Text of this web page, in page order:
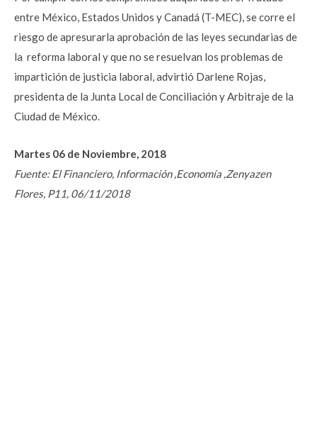
entre México, Estados Unidos y Canadá (T-MEC), se corre el
riesgo de apresurarla aprobación de las leyes secundarias de
la reforma laboral y que no se resuelvan los problemas de
impartición de justicia laboral, advirtió Darlene Rojas,
presidenta de la Junta Local de Conciliación y Arbitraje de la
Ciudad de México.
Martes 06 de Noviembre, 2018
Fuente: El Financiero, Información ,Economía ,Zenyazen
Flores, P11, 06/11/2018